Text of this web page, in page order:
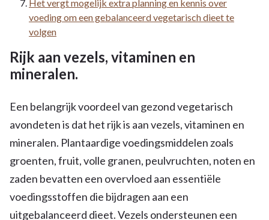
Het vergt mogelijk extra planning en kennis over
voeding om een gebalanceerd vegetarisch dieet te
volgen
Rijk aan vezels, vitaminen en
mineralen.
Een belangrijk voordeel van gezond vegetarisch
avondeten is dat het rijk is aan vezels, vitaminen en
mineralen. Plantaardige voedingsmiddelen zoals
groenten, fruit, volle granen, peulvruchten, noten en
zaden bevatten een overvloed aan essentiële
voedingsstoffen die bijdragen aan een
uitgebalanceerd dieet. Vezels ondersteunen een